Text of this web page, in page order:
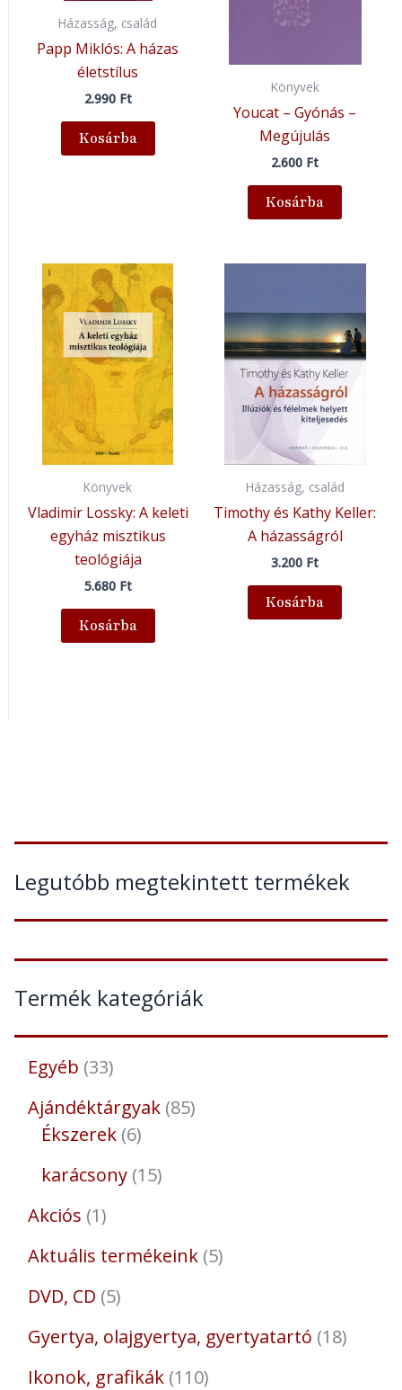
Legutóbb megtekintett termékek
Termék kategóriák
Egyéb 33
Ajándéktárgyak 85
Ékszerek 6
karácsony 15
Akciós 1
Aktuális termékeink 5
DVD, CD 5
Gyertya, olajgyertya, gyertyatartó 18
Ikonok, grafikák 110
Házasság, család
Papp Miklós: A házas
életstílus
2.990 Ft
Kosárba
Könyvek
Youcat – Gyónás –
Megújulás
2.600 Ft
Kosárba
Könyvek
Vladimir Lossky: A keleti
egyház misztikus
teológiája
5.680 Ft
Kosárba
Házasság, család
Timothy és Kathy Keller:
A házasságról
3.200 Ft
Kosárba